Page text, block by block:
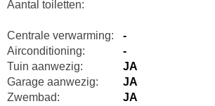
Aantal toiletten:
Centrale verwarming:
-
Airconditioning:
-
Tuin aanwezig:
JA
Garage aanwezig:
JA
Zwembad:
JA